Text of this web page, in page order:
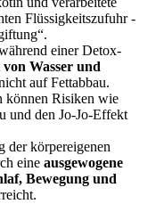
Flüssigkeitszufuhr -
einer Detox-
Wasser und
auf Fettabbau.
können Risiken wie
und den Jo-Jo-Effekt
der körpereigenen
eine ausgewogene
Bewegung und